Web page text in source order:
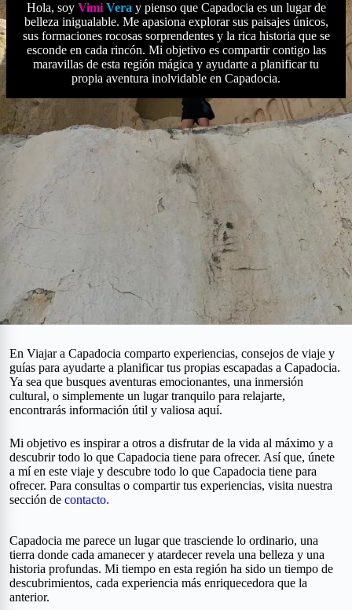
Hola, soyVimi Vera y pienso que Capadocia es un lugar de
belleza inigualable. Me apasiona explorar sus paisajes únicos,
sus formaciones rocosas sorprendentes y la rica historia que se
esconde en cada rincón. Mi objetivo es compartir contigo las
maravillas de esta región mágica y ayudarte a planificar tu
propia aventura inolvidable en Capadocia.
En Viajar a Capadocia comparto experiencias, consejos de viaje y
guías para ayudarte a planificar tus propias escapadas a Capadocia.
Ya sea que busques aventuras emocionantes, una inmersión
cultural, o simplemente un lugar tranquilo para relajarte,
encontrarás información útil y valiosa aquí.
Mi objetivo es inspirar a otros a disfrutar de la vida al máximo y a
descubrir todo lo que Capadocia tiene para ofrecer. Así que, únete
a mí en este viaje y descubre todo lo que Capadocia tiene para
ofrecer. Para consultas o compartir tus experiencias, visita nuestra
sección de contacto.
Capadocia me parece un lugar que trasciende lo ordinario, una
tierra donde cada amanecer y atardecer revela una belleza y una
historia profundas. Mi tiempo en esta región ha sido un tiempo de
descubrimientos, cada experiencia más enriquecedora que la
anterior.